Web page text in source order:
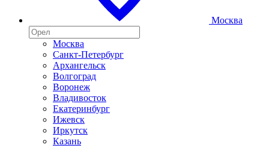
Москва
Москва
Санкт-Петербург
Архангельск
Волгоград
Воронеж
Владивосток
Екатеринбург
Ижевск
Иркутск
Казань